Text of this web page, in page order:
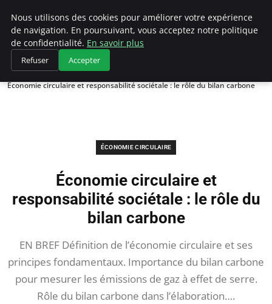
Climategatecountryclub.com
Accueil
Économie circulaire
Économie circulaire et responsabilité sociétale : le rôle du bilan carbone
ÉCONOMIE CIRCULAIRE
Économie circulaire et
responsabilité sociétale : le rôle du
bilan carbone
EN BREF Définition de l’économie circulaire et ses
principes fondamentaux. Importance du bilan carbone
pour mesurer les émissions de gaz à effet de serre.
Rôle du bilan carbone dans l’élaboration….
Nous utilisons des cookies pour améliorer votre expérience
de navigation. En poursuivant, vous acceptez notre politique
de confidentialité. En savoir plus
Refuser Accepter